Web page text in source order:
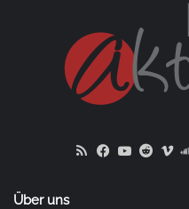
RSS Facebook
YouTube
Über uns